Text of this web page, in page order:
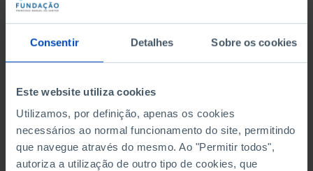
Consentir Detalhes Sobre os cookies
Este website utiliza cookies
Utilizamos, por definição, apenas os cookies
necessários ao normal funcionamento do site, permitindo
que navegue através do mesmo. Ao "Permitir todos",
autoriza a utilização de outro tipo de cookies, que
DATA DE INÍCIO
DATA DE FIM